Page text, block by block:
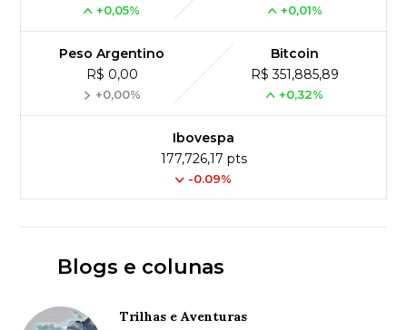
+0,05% +0,01%
Peso Argentino
R$ 0,00
+0,00%
Bitcoin
R$ 351,885,89
+0,32%
Ibovespa
177,726,17 pts
-0.09%
Blogs e colunas
Trilhas e Aventuras